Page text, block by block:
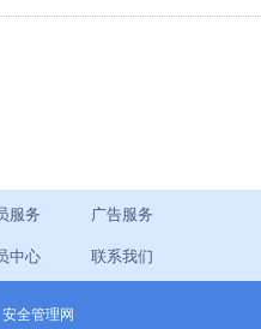
服务 广告服务
中心 联系我们
全管理网